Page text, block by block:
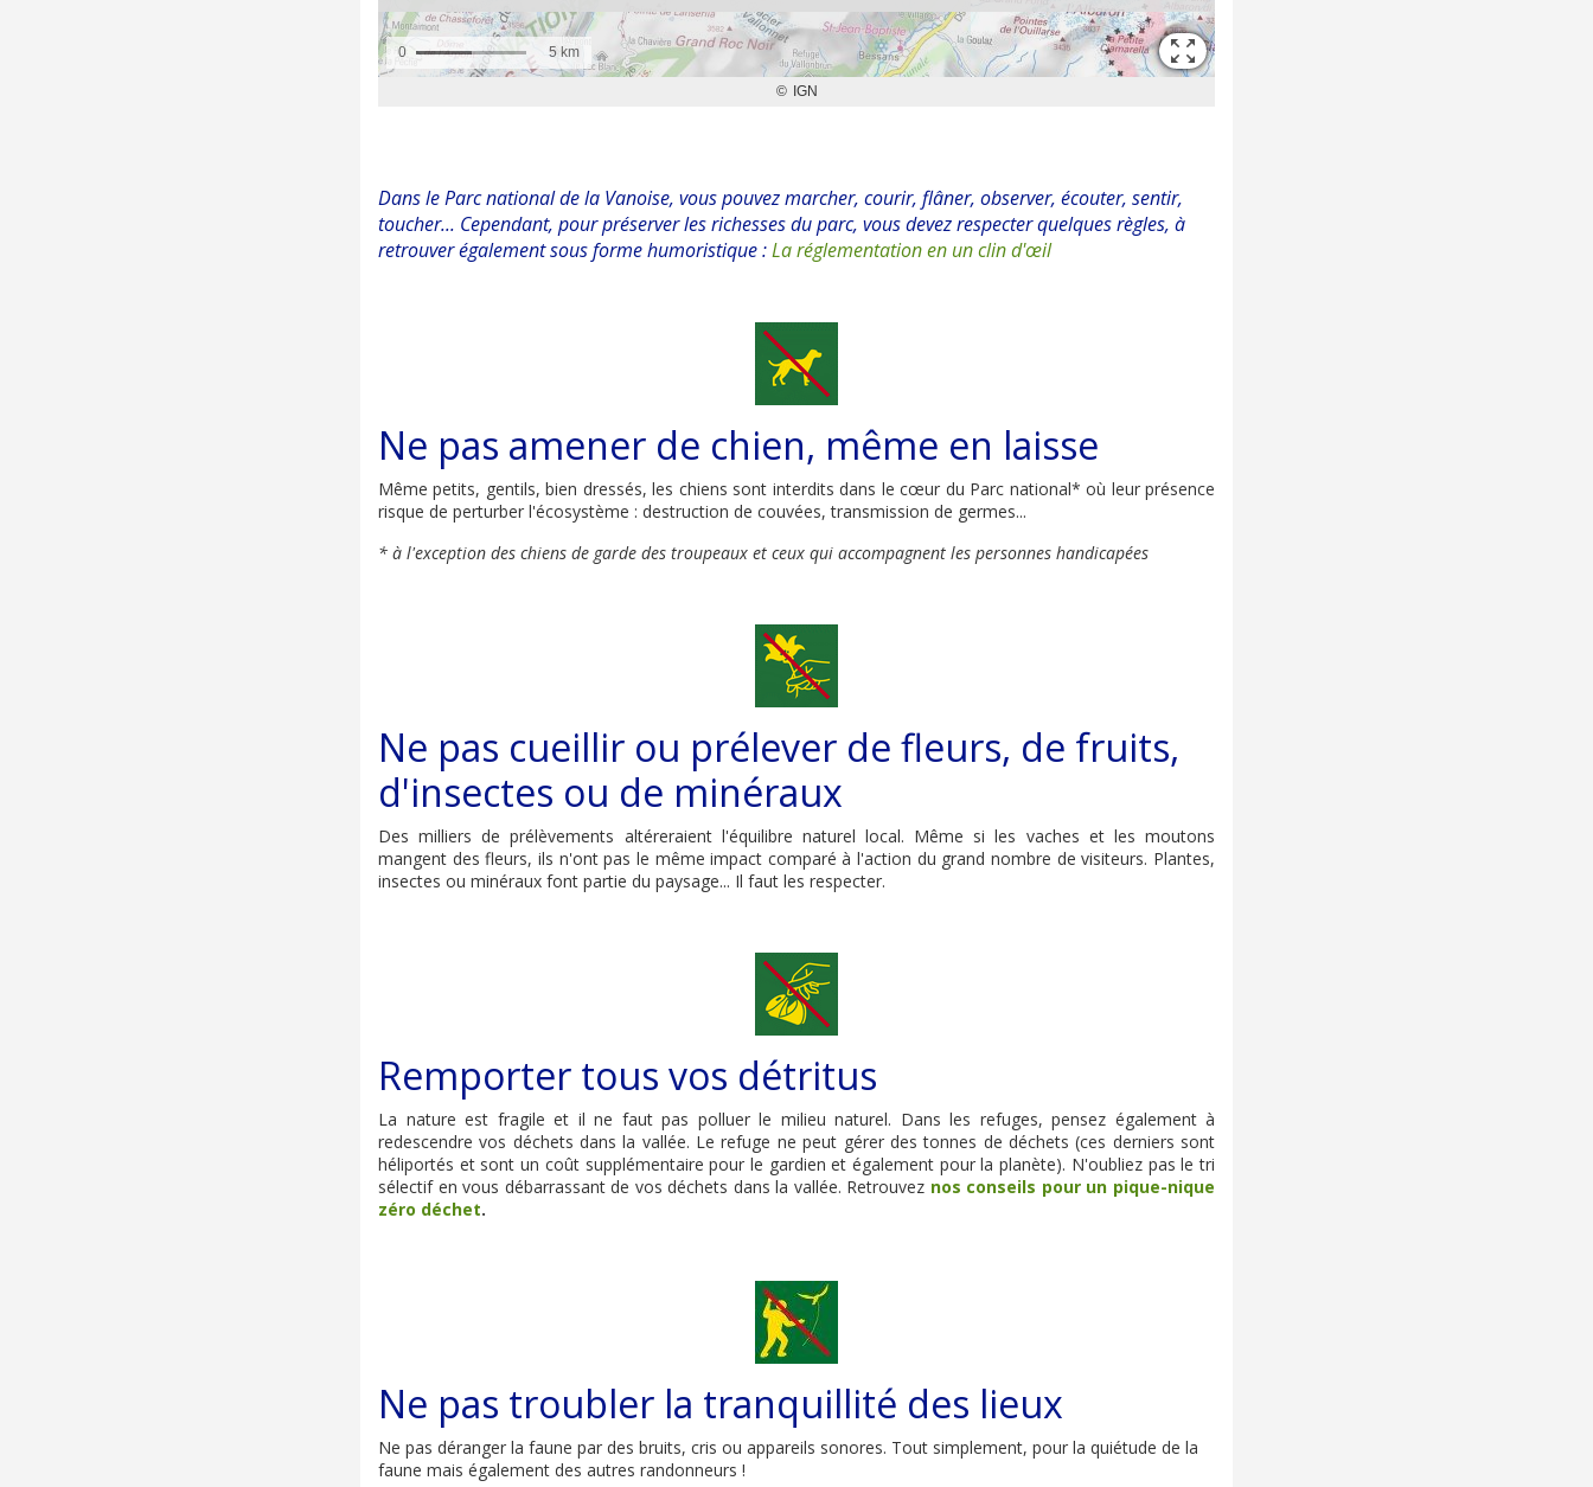
Dans le Parc national de la Vanoise, vous pouvez marcher, courir, flâner, observer, écouter, sentir,
toucher... Cependant, pour préserver les richesses du parc, vous devez respecter quelques règles, à
retrouver également sous forme humoristique :La réglementation en un clin d'œil
Ne pas amener de chien, même en laisse
Même petits, gentils, bien dressés, les chiens sont interdits dans le cœur du Parc national* où leur présence
risque de perturber l'écosystème : destruction de couvées, transmission de germes...
* à l'exception des chiens de garde des troupeaux et ceux qui accompagnent les personnes handicapées
Ne pas cueillir ou prélever de fleurs, de fruits,
d'insectes ou de minéraux
Des milliers de prélèvements altéreraient l'équilibre naturel local. Même si les vaches et les moutons
mangent des fleurs, ils n'ont pas le même impact comparé à l'action du grand nombre de visiteurs. Plantes,
insectes ou minéraux font partie du paysage... Il faut les respecter.
Remporter tous vos détritus
La nature est fragile et il ne faut pas polluer le milieu naturel. Dans les refuges, pensez également à
redescendre vos déchets dans la vallée. Le refuge ne peut gérer des tonnes de déchets (ces derniers sont
héliportés et sont un coût supplémentaire pour le gardien et également pour la planète). N'oubliez pas le tri
sélectif en vous débarrassant de vos déchets dans la vallée. Retrouvez nos conseils pour un pique-nique
zéro déchet.
Ne pas troubler la tranquillité des lieux
Ne pas déranger la faune par des bruits, cris ou appareils sonores. Tout simplement, pour la quiétude de la
faune mais également des autres randonneurs !